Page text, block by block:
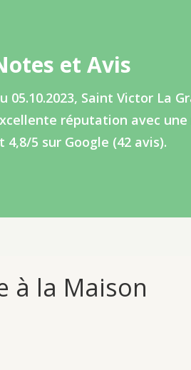
et Avis
05.10.2023, Saint Victor La
réputation avec
4,8/5 sur Google (42 avis).
à la Maison